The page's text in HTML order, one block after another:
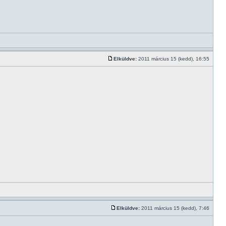
Elküldve: 2011 március 15 (kedd), 16:55
Elküldve: 2011 március 15 (kedd), 7:46